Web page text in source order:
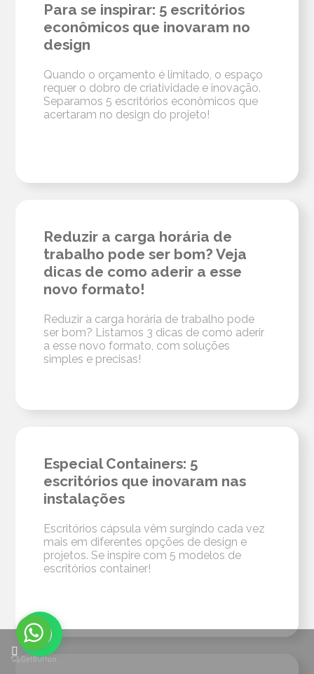
Para se inspirar: 5 escritórios
econômicos que inovaram no
design
Quando o orçamento é limitado, o espaço
requer o dobro de criatividade e inovação.
Separamos 5 escritórios econômicos que
acertaram no design do projeto!
Reduzir a carga horária de
trabalho pode ser bom? Veja
dicas de como aderir a esse
novo formato!
Reduzir a carga horária de trabalho pode
ser bom? Listamos 3 dicas de como aderir
a esse novo formato, com soluções
simples e precisas!
Especial Containers: 5
escritórios que inovaram nas
instalações
Escritórios cápsula vêm surgindo cada vez
mais em diferentes opções de design e
projetos. Se inspire com 5 modelos de
escritórios container!